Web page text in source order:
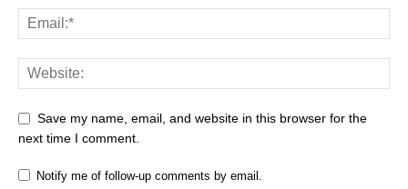
Save my name, email, and website in this browser for the
next time I comment.
Notify me of follow-up comments by email.